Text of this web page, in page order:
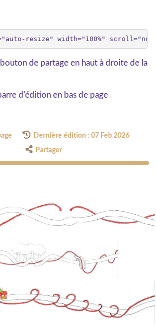
de partage en haut à droite de la
d'édition en bas de page
Dernière édition : 07 Feb 2026
Partager